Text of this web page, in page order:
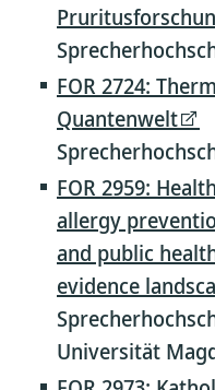
FOR 2724:
Quantenwelt
FOR 2959:
allergy
and public
evidence
Universität